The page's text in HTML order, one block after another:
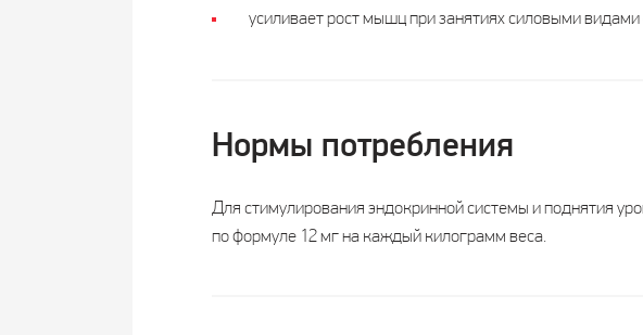
усиливает рост мышц при занятиях силовыми видами
Нормы потребления
Для стимулирования эндокринной системы и поднятия
по формуле 12 мг на каждый килограмм веса.